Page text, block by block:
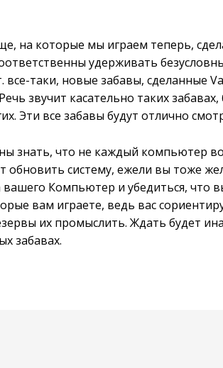
на которые мы играем теперь,
удерживать
все-таки, новые забавы, сделанные
звучит касательно таких
Эти все забавы будут отлично
знать, что не каждый компьютер
обновить систему, ежели вы тоже
Компьютер и убедиться, что
вам играете, ведь вас
их промыслить. Ждать будет
забавах.